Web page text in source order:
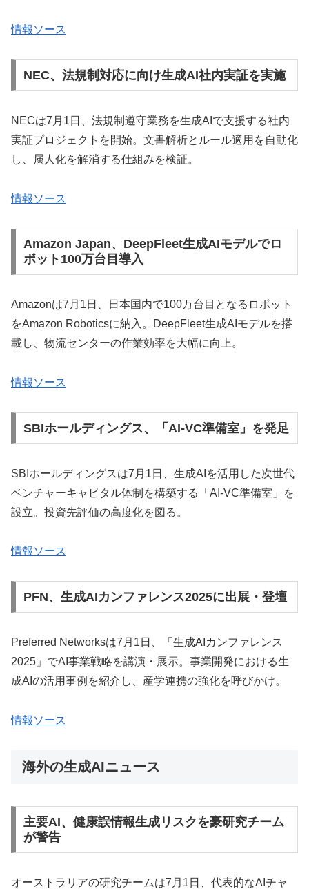
情報ソース
NEC、法規制対応に向け生成AI社内実証を実施
NECは7月1日、法規制遵守業務を生成AIで支援する社内
実証プロジェクトを開始。文書解析とルール適用を自動化
し、属人化を解消する仕組みを検証。
情報ソース
Amazon Japan、DeepFleet生成AIモデルでロ
ボット100万台目導入
Amazonは7月1日、日本国内で100万台目となるロボット
をAmazon Roboticsに納入。DeepFleet生成AIモデルを搭
載し、物流センターの作業効率を大幅に向上。
情報ソース
SBIホールディングス、「AI-VC準備室」を発足
SBIホールディングスは7月1日、生成AIを活用した次世代
ベンチャーキャピタル体制を構築する「AI-VC準備室」を
設立。投資先評価の高度化を図る。
情報ソース
PFN、生成AIカンファレンス2025に出展・登壇
Preferred Networksは7月1日、「生成AIカンファレンス
2025」でAI事業戦略を講演・展示。事業開発における生
成AIの活用事例を紹介し、産学連携の強化を呼びかけ。
情報ソース
海外の生成AIニュース
主要AI、健康誤情報生成リスクを豪研究チーム
が警告
オーストラリアの研究チームは7月1日、代表的なAIチャ